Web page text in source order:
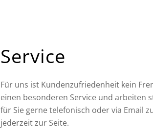
Service
Für uns ist Kundenzufriedenheit kein
einen besonderen Service und
für Sie gerne telefonisch oder via Email
jederzeit zur Seite.